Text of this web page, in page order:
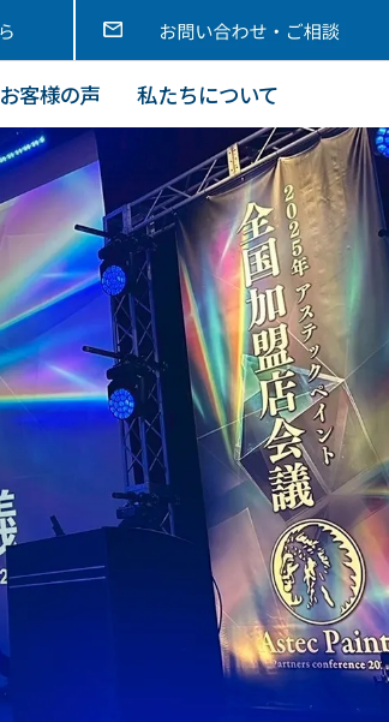
お客様の声 私たちについて